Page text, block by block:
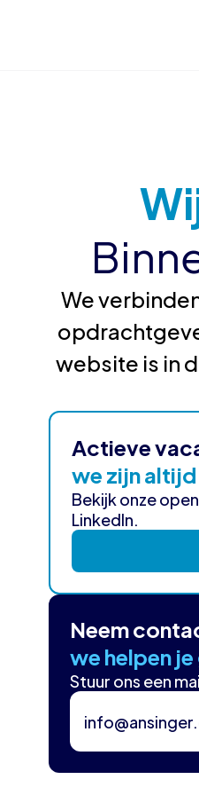
We
website is in
Actieve
we zijn
Bekijk onze
LinkedIn.
Neem
we helpen
Stuur ons een